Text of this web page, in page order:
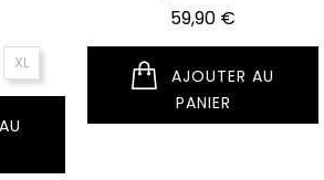
XL
59,90 €
PANIER